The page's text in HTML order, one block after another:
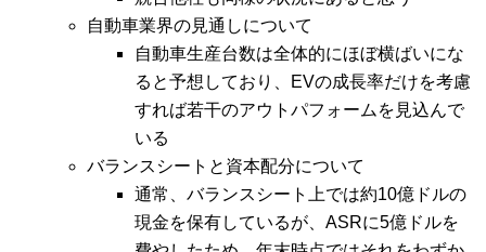
自動車業界の見通しについて
自動車生産台数は全体的にほぼ横ばいにな
ると予想しており、EVの成長率だけを考慮
すれば若干のアウトパフォームを見込んで
いる
バランスシートと資本配分について
通常、バランスシート上では約10億ドルの
現金を保有しているが、ASRに5億ドルを